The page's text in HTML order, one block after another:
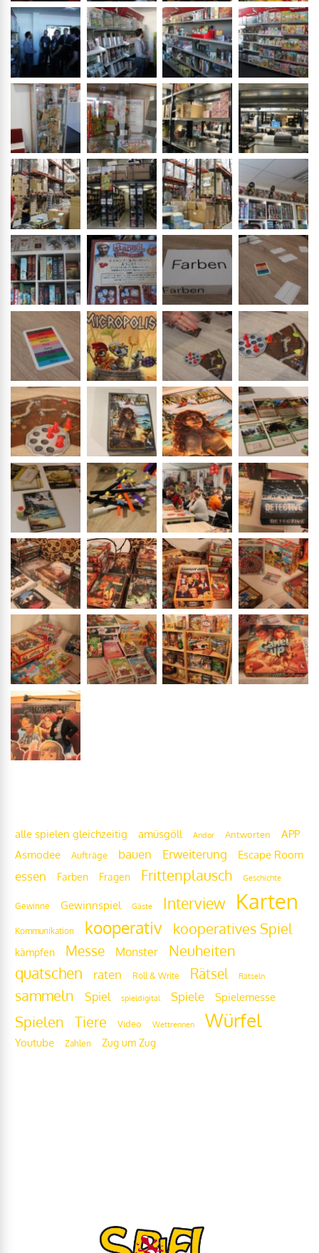
alle spielen gleichzeitig amüsgöll Andor Antworten
APP
Asmodee
Aufträge bauen Erweiterung Escape Room
essen Farben Fragen Frittenplausch Geschichte
Gewinne Gewinnspiel Gäste Interview Karten
Kommunikation kooperativ kooperatives Spiel
kämpfen Messe Monster Neuheiten
quatschen raten Roll & Write Rätsel Rätseln
sammeln Spiel spieldigital Spiele Spielemesse
Spielen Tiere Video Wettrennen Würfel
Youtube Zahlen Zug um Zug